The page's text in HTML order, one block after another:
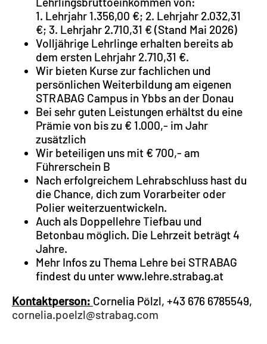
1. Lehrjahr 1.356,00 €; 2. Lehrjahr 2.032,31
€; 3. Lehrjahr 2.710,31 € (Stand Mai 2026)
Volljährige Lehrlinge erhalten bereits ab
dem ersten Lehrjahr 2.710,31 €.
Wir bieten Kurse zur fachlichen und
persönlichen Weiterbildung am eigenen
STRABAG Campus in Ybbs an der Donau
Bei sehr guten Leistungen erhältst du eine
Prämie von bis zu € 1.000,- im Jahr
zusätzlich
Wir beteiligen uns mit € 700,- am
Führerschein B
Nach erfolgreichem Lehrabschluss hast du
die Chance, dich zum Vorarbeiter oder
Polier weiterzuentwickeln.
Auch als Doppellehre Tiefbau und
Betonbau möglich. Die Lehrzeit beträgt 4
Jahre.
Mehr Infos zu Thema Lehre bei STRABAG
findest du unter www.lehre.strabag.at
Kontaktperson: Cornelia Pölzl, +43 676 6785549,
cornelia.poelzl@strabag.com